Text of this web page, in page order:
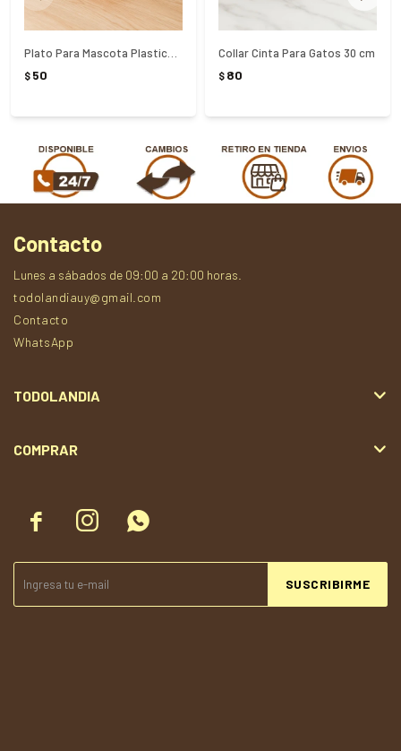
$ 50
Collar Cinta Para Gatos 30 cm
$ 80
  
SUSCRIBIRME
Contacto
Lunes a sábados de 09:00 a 20:00 horas.
todolandiauy@gmail.com
Contacto
WhatsApp
TODOLANDIA
COMPRAR